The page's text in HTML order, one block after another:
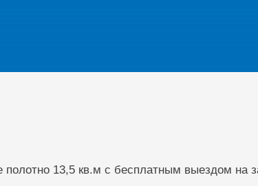
полотно 13,5 кв.м с бесплатным выездом на